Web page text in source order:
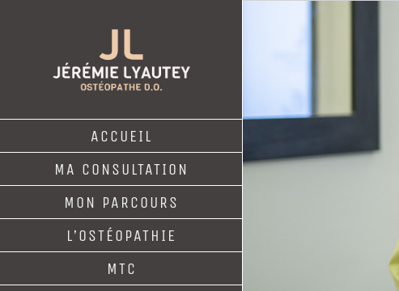
ACCUEIL
MA CONSULTATION
MON PARCOURS
L’OSTÉOPATHIE
MTC